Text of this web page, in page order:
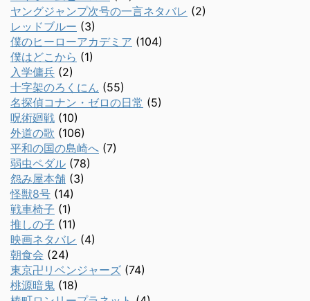
ヤングジャンプ次号の一言ネタバレ (2)
レッドブルー (3)
僕のヒーローアカデミア (104)
僕はどこから (1)
入学傭兵 (2)
十字架のろくにん (55)
名探偵コナン・ゼロの日常 (5)
呪術廻戦 (10)
外道の歌 (106)
平和の国の島崎へ (7)
弱虫ペダル (78)
怨み屋本舗 (3)
怪獣8号 (14)
戦車椅子 (1)
推しの子 (11)
映画ネタバレ (4)
朝食会 (24)
東京卍リベンジャーズ (74)
桃源暗鬼 (18)